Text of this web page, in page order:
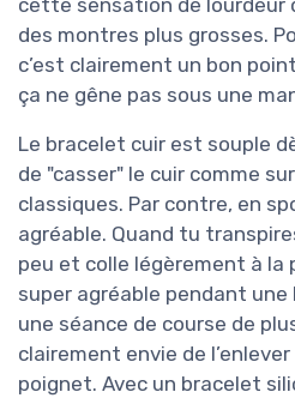
cette sensation de lourdeur
des montres plus grosses.
c’est clairement un bon
ça ne gêne pas sous une
Le bracelet cuir est souple
de "casser" le cuir comme
classiques. Par contre, en
agréable. Quand tu
peu et colle légèrement à la
super agréable pendant une
une séance de course de
clairement envie de
poignet. Avec un bracelet